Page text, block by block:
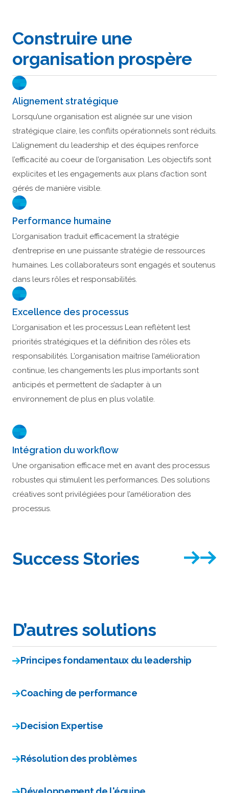
Construire une
organisation prospère
Alignement stratégique
Lorsqu’une organisation est alignée sur une vision
stratégique claire, les conflits opérationnels sont réduits.
L’alignement du leadership et des équipes renforce
l’efficacité au coeur de l’organisation. Les objectifs sont
explicites et les engagements aux plans d’action sont
gérés de manière visible.
Performance humaine
L’organisation traduit efficacement la stratégie
d’entreprise en une puissante stratégie de ressources
humaines. Les collaborateurs sont engagés et soutenus
dans leurs rôles et responsabilités.
Excellence des processus
L’organisation et les processus Lean reflètent lest
priorités stratégiques et la définition des rôles ets
responsabilités. L’organisation maitrise l’amélioration
continue, les changements les plus importants sont
anticipés et permettent de s’adapter à un
environnement de plus en plus volatile.
Intégration du workflow
Une organisation efficace met en avant des processus
robustes qui stimulent les performances. Des solutions
créatives sont privilégiées pour l’amélioration des
processus.
Success Stories
D’autres solutions
Principes fondamentaux du leadership
Coaching de performance
Decision Expertise
Résolution des problèmes